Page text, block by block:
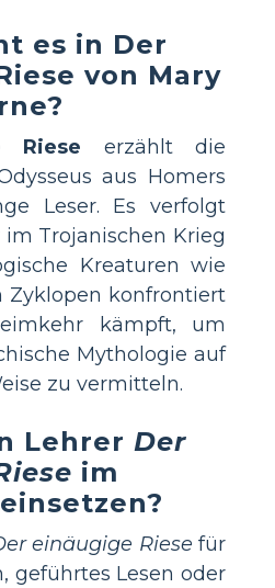
es in Der
von Mary
Riese erzählt die
aus Homers
Leser. Es verfolgt
im Trojanischen Krieg
Kreaturen wie
Zyklopen konfrontiert
kämpft, um
Mythologie auf
zu vermitteln.
Lehrer Der
im
einäugige Riese für
geführtes Lesen oder